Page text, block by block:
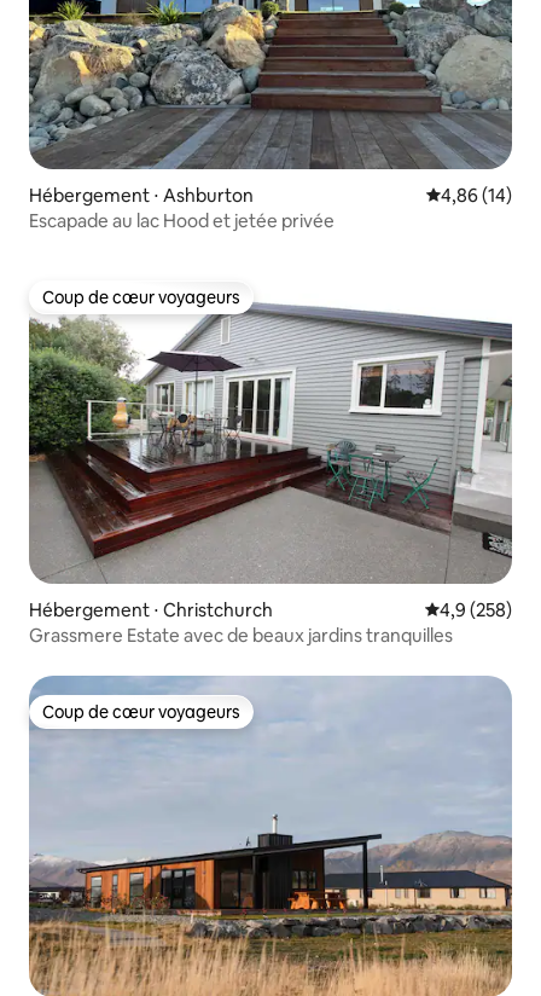
Hébergement ⋅ Ashburton Évaluation
4,86 (14)
Escapade au lac Hood et jetée privée
Coup de cœur voyageurs
Coup de cœur voyageurs
Hébergement ⋅ Christchurch Évaluation
4,9 (258)
Grassmere Estate avec de beaux jardins tranquilles
Coup de cœur voyageurs
Coup de cœur voyageurs